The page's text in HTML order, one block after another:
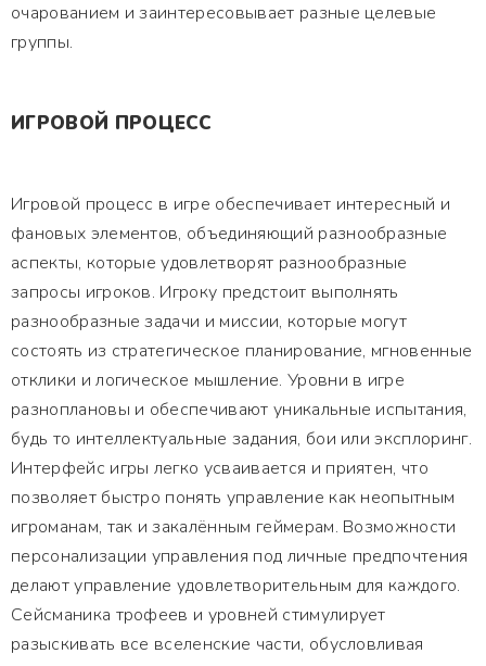
очарованием и заинтересовывает разные целевые
группы.
ИГРОВОЙ ПРОЦЕСС
Игровой процесс в игре обеспечивает интересный и
фановых элементов, объединяющий разнообразные
аспекты, которые удовлетворят разнообразные
запросы игроков. Игроку предстоит выполнять
разнообразные задачи и миссии, которые могут
состоять из стратегическое планирование, мгновенные
отклики и логическое мышление. Уровни в игре
разноплановы и обеспечивают уникальные испытания,
будь то интеллектуальные задания, бои или эксплоринг.
Интерфейс игры легко усваивается и приятен, что
позволяет быстро понять управление как неопытным
игроманам, так и закалённым геймерам. Возможности
персонализации управления под личные предпочтения
делают управление удовлетворительным для каждого.
Сейсманика трофеев и уровней стимулирует
разыскивать все вселенские части, обусловливая